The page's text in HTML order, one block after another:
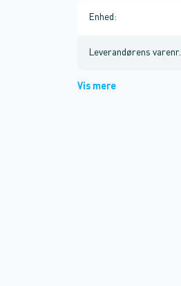
Enhed :
Leverandørens varenr.
Vis mere